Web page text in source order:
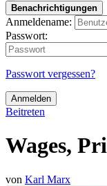
Benachrichtigungen
Anmeldename:
Passwort:
Passwort vergessen?
Anmelden
Beitreten
Wages,
von Karl Marx